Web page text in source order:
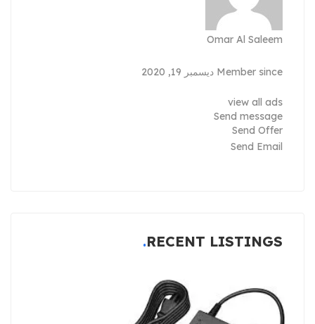
Omar Al Saleem
Member since ديسمبر 19, 2020
view all ads
Send message
Send Offer
Send Email
RECENT LISTINGS